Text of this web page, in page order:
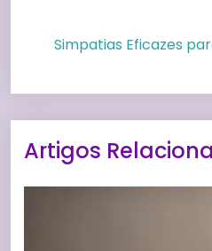
Simpatias Eficazes
Artigos